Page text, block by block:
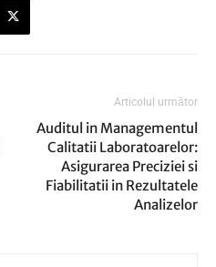
Articolul următor
Auditul in Managementul
Calitatii Laboratoarelor:
Asigurarea Preciziei si
Fiabilitatii in Rezultatele
Analizelor